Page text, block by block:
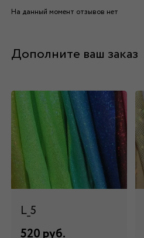
На данный момент отзывов нет
Дополните ваш заказ
L_5